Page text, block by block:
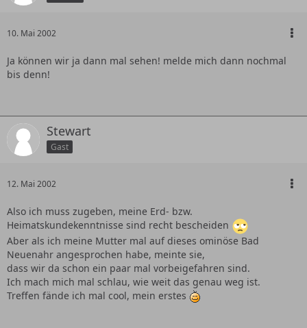
10. Mai 2002
Ja können wir ja dann mal sehen! melde mich dann nochmal
bis denn!
Stewart
Gast
12. Mai 2002
Also ich muss zugeben, meine Erd- bzw.
Heimatskundekenntnisse sind recht bescheiden
Aber als ich meine Mutter mal auf dieses ominöse Bad
Neuenahr angesprochen habe, meinte sie,
dass wir da schon ein paar mal vorbeigefahren sind.
Ich mach mich mal schlau, wie weit das genau weg ist.
Treffen fände ich mal cool, mein erstes